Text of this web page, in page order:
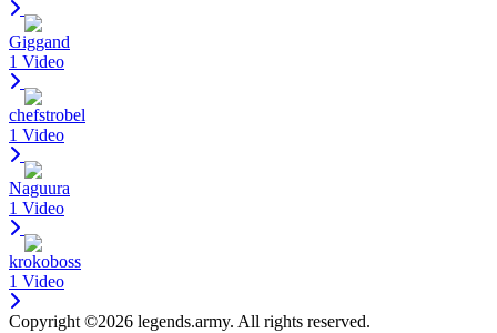
Giggand
1 Video
chefstrobel
1 Video
Naguura
1 Video
krokoboss
1 Video
Copyright ©2026 legends.army. All rights reserved.